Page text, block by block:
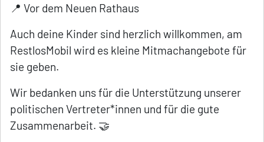
📍 Vor dem Neuen Rathaus
Auch deine Kinder sind herzlich willkommen, am
RestlosMobil wird es kleine Mitmachangebote für
sie geben.
Wir bedanken uns für die Unterstützung unserer
politischen Vertreter*innen und für die gute
Zusammenarbeit. 🤝